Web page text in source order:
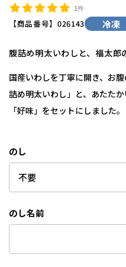
1件
【商品番号】 026143 冷凍
腹詰め明太いわしと、福太郎
国産いわしを丁寧に開き、お
詰め明太いわし」と、あたた
「好味」をセットにしました。
のし
のし名前